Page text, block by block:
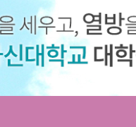
모집요강
일반대학원
신학대학원
선교대학원
교육대학원
신학대학원
성경강해학(Th.M.)
목회학석사
문학석사
학칙 및 규정
장학안내
논문심사일정
묻고답하기